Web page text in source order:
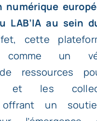
numérique
LAB’IA au sein
cette
comme un
ressources
et les
offrant un